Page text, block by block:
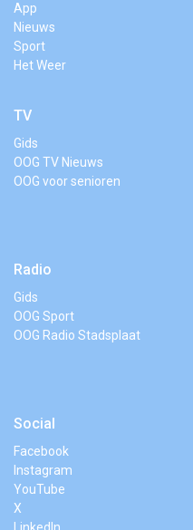
App
Nieuws
Sport
Het Weer
TV
Gids
OOG TV Nieuws
OOG voor senioren
Radio
Gids
OOG Sport
OOG Radio Stadsplaat
Social
Facebook
Instagram
YouTube
X